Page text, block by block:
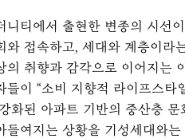
니티에서 출현한 변종의 시선
와 접속하고, 세대와 계층이라
의 취향과 감각으로 이어지는
들이 “소비 지향적 라이프스타
화된 아파트 기반의 중산층 문
들여지는 상황을 기성세대와